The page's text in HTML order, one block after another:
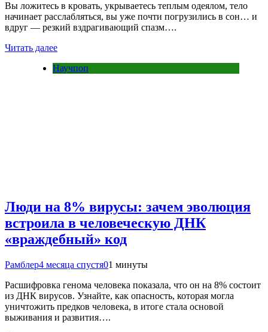
Вы ложитесь в кровать, укрываетесь теплым одеялом, тело
начинает расслабляться, вы уже почти погрузились в сон… и
вдруг — резкий вздрагивающий спазм….
Читать далее
Научпоп
Люди на 8% вирусы: зачем эволюция
встроила в человеческую ДНК
«враждебный» код
Рамблер4 месяца спустя01 минуты
Расшифровка генома человека показала, что он на 8% состоит
из ДНК вирусов. Узнайте, как опасность, которая могла
уничтожить предков человека, в итоге стала основой
выживания и развития….